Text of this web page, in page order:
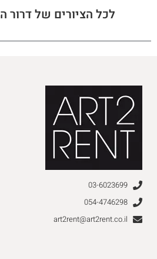
לכל הציורים של דרור
03-6023699
054-4746298
art2rent@art2rent.co.il